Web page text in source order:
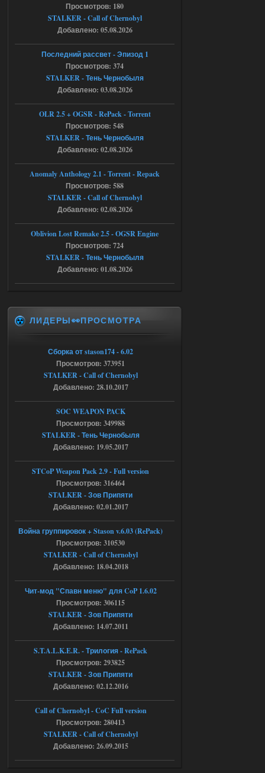
Тайна Зоны - Remaster 2026
AndreySA
патч я установил после
установки мода, да, ладно,
наверное вы правы придется ожидать
Тайна Зоны - Remaster 2026
Stalker-Mods-Clan-su
Доступно только для пользователей
Ответить ➤
Тайна Зоны - Remaster 2026
20:25
AndreySA
[05.08.26
20:23:10.934] [17468]
FATAL ERROR
[error]Expression : FATAL ERROR
t_engine.cpp
[error]Description :
shadow of
chernobyl\gamedata\scripts\xr_camper.sc
ript:510: attempt to index local 'manager'
(a nil value)
Вылет после захода в Припять.
Ответить ➤
05.08.2026
Скованные одной цепью
r4908778
с избавлением от баласта,
доходяга.
Ответить ➤
05.08.2026
Путь во мгле + GUNSLINGER mod
Stalker-Mods-Clan-su
Доступно только для пользователей
05.08.2026
Путь во мгле + GUNSLINGER mod
16:09
stalker673920
где пароль?
Dead Air: Refined
Stalker-Mods-Clan-su
Доступно только для пользователей
Просмотров: 180
STALKER - Call of Chernobyl
Добавлено: 05.08.2026
Последний рассвет - Эпизод 1
Просмотров: 374
STALKER - Тень Чернобыля
Добавлено: 03.08.2026
OLR 2.5 + OGSR - RePack - Torrent
Просмотров: 548
STALKER - Тень Чернобыля
Добавлено: 02.08.2026
Anomaly Anthology 2.1 - Torrent - Repack
Просмотров: 588
STALKER - Call of Chernobyl
Добавлено: 02.08.2026
Oblivion Lost Remake 2.5 - OGSR Engine
Просмотров: 724
STALKER - Тень Чернобыля
Добавлено: 01.08.2026
ЛИДЕРЫ👀ПРОСМОТРА
Сборка от stason174 - 6.02
Просмотров: 373951
STALKER - Call of Chernobyl
Добавлено: 28.10.2017
SOC WEAPON PACK
Просмотров: 349988
STALKER - Тень Чернобыля
Добавлено: 19.05.2017
STCoP Weapon Pack 2.9 - Full version
Просмотров: 316464
STALKER - Зов Припяти
Добавлено: 02.01.2017
Война группировок + Stason v.6.03 (RePack)
Просмотров: 310530
STALKER - Call of Chernobyl
Добавлено: 18.04.2018
Чит-мод "Спавн меню" для CoP 1.6.02
Просмотров: 306115
STALKER - Зов Припяти
Добавлено: 14.07.2011
S.T.A.L.K.E.R. - Трилогия - RePack
Просмотров: 293825
STALKER - Зов Припяти
Добавлено: 02.12.2016
Call of Chernobyl - CoC Full version
Просмотров: 280413
STALKER - Call of Chernobyl
Добавлено: 26.09.2015